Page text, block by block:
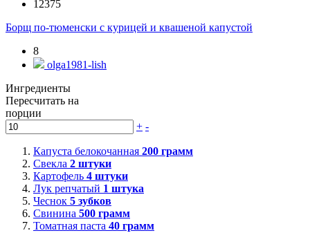
12375
Борщ по-тюменски с курицей и квашеной капустой
8
olga1981-lish
Ингредиенты
Пересчитать на
порции
+ -
Капуста белокочанная 200 грамм
Свекла 2 штуки
Картофель 4 штуки
Лук репчатый 1 штука
Чеснок 5 зубков
Свинина 500 грамм
Томатная паста 40 грамм